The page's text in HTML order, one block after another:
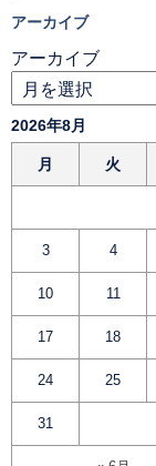
アーカイブ
アーカイブ
2026年8月
月 火
3 4
10 11
17 18
24 25
31